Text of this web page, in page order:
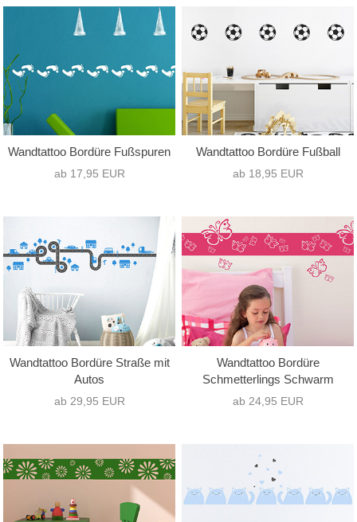
nur Text
(0)
nur Motiv (25)
Hochformat
(0)
Quadrat
Wandtattoo Bordüre Fußspuren
ab 17,95 EUR
Wandtattoo Bordüre Fußball
ab 18,95 EUR
Wandtattoo Bordüre Straße mit
Autos
ab 29,95 EUR
Wandtattoo Bordüre
Schmetterlings Schwarm
ab 24,95 EUR